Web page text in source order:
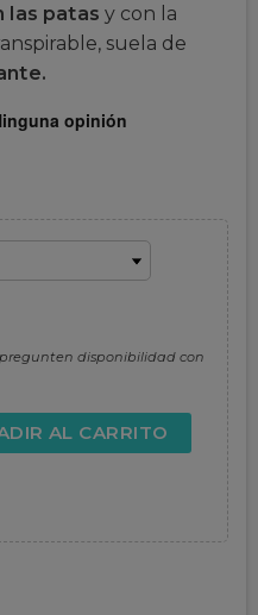
las patas y con la
suela de
disponibilidad con
AL CARRITO